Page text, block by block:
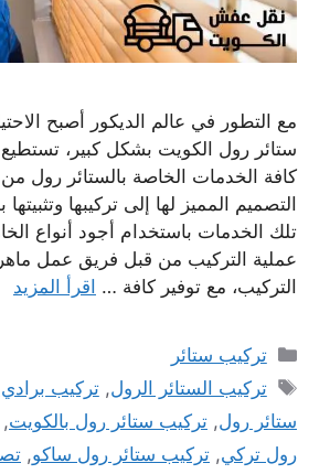
مع التطور في عالم الديكور أصبح
ستائر رول الكويت بشكل كبير، تستطيع
كافة الخدمات الخاصة بالستائر رول
التصميم المميز لها إلى تركيبها وتثبيتها
تلك الخدمات باستخدام أجود أنواع
عملية التركيب من قبل فريق عمل
التركيب، مع توفير كافة … اقرأ المزيد
التصنيفات
تركيب ستائر
الوسوم
تركيب الستائر الرول,تركيب
ستائر رول, تركيب ستائر رول بالكويت,
رول تركي, تركيب ستائر رول ساكو,